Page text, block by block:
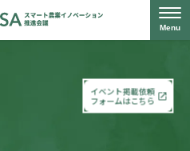
Menu
イベント掲載依頼
フォームはこちら